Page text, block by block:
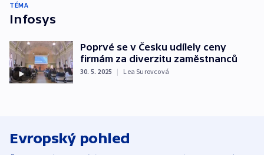
TÉMA
Infosys
Poprvé se v Česku udílely ceny
firmám za diverzitu zaměstnanců
30. 5. 2025 | Lea Surovcová
Evropský pohled